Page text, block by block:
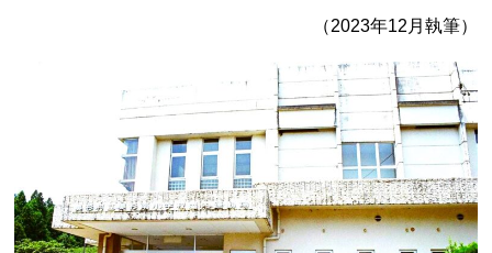
東急8500系
二ヶ領用水 橋野高炉
（2023年12月執筆）